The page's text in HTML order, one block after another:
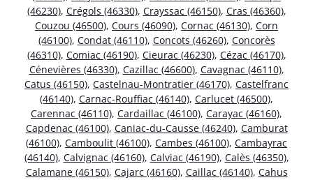
(46230), Crégols (46330), Crayssac (46150), Cras (46360),
Couzou (46500), Cours (46090), Cornac (46130), Corn
(46100), Condat (46110), Concots (46260), Concorès
(46310), Comiac (46190), Cieurac (46230), Cézac (46170),
Cénevières (46330), Cazillac (46600), Cavagnac (46110),
Catus (46150), Castelnau-Montratier (46170), Castelfranc
(46140), Carnac-Rouffiac (46140), Carlucet (46500),
Carennac (46110), Cardaillac (46100), Carayac (46160),
Capdenac (46100), Caniac-du-Causse (46240), Camburat
(46100), Camboulit (46100), Cambes (46100), Cambayrac
(46140), Calvignac (46160), Calviac (46190), Calès (46350),
Calamane (46150), Cajarc (46160), Caillac (46140), Cahus